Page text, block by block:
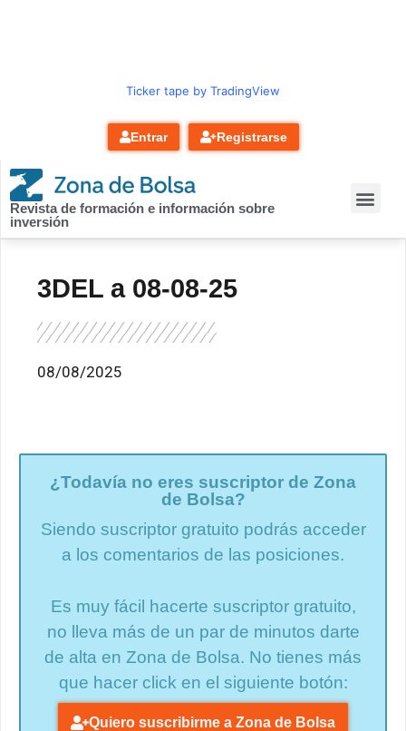
Ticker tape by TradingView
Entrar Registrarse
Revista de formación e información sobre
inversión
3DEL a 08-08-25
08/08/2025
¿Todavía no eres suscriptor de Zona
de Bolsa?
Siendo suscriptor gratuito podrás acceder
a los comentarios de las posiciones.
Es muy fácil hacerte suscriptor gratuito,
no lleva más de un par de minutos darte
de alta en Zona de Bolsa. No tienes más
que hacer click en el siguiente botón:
Quiero suscribirme a Zona de Bolsa